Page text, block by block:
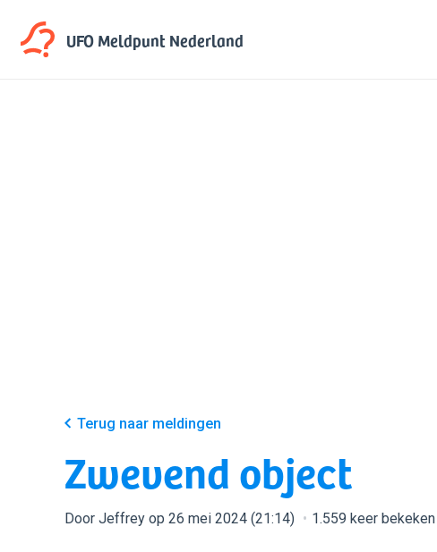
UFO MeldpuntNederland
Terug naar meldingen
Zwevend object
Door Jeffrey op 26 mei 2024 (21:14) 1.559 keer bekeken